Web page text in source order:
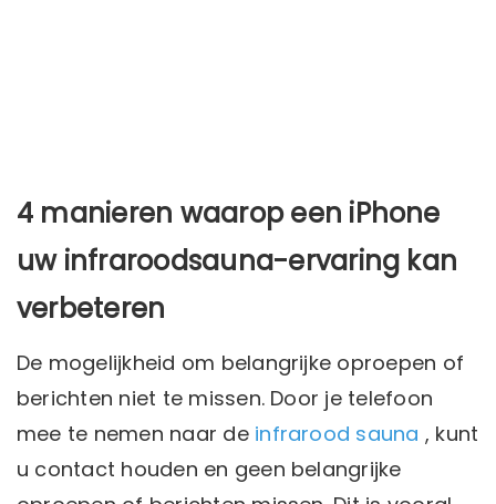
4 manieren waarop een iPhone
uw infraroodsauna-ervaring kan
verbeteren
De mogelijkheid om belangrijke oproepen of
berichten niet te missen. Door je telefoon
mee te nemen naar de infrarood sauna , kunt
u contact houden en geen belangrijke